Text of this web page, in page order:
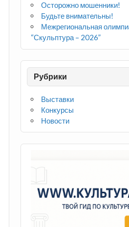
Осторожно мошенники!
Будьте внимательны!
Межрегиональная
“Скульптура – 2026”
Рубрики
Выставки
Конкурсы
Новости